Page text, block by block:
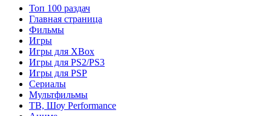
Топ 100 раздач
Главная страница
Фильмы
Игры
Игры для XBox
Игры для PS2/PS3
Игры для PSP
Сериалы
Мультфильмы
ТВ, Шоу Performance